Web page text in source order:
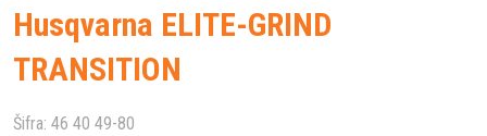
Husqvarna ELITE-GRIND
TRANSITION
Šifra: 46 40 49-80